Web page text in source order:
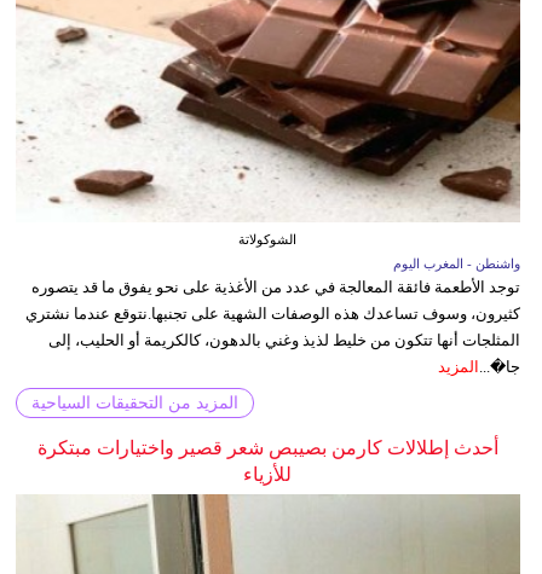
الشوكولاتة
واشنطن - المغرب اليوم
توجد الأطعمة فائقة المعالجة في عدد من الأغذية على نحو يفوق ما قد يتصوره
كثيرون، وسوف تساعدك هذه الوصفات الشهية على تجنبها.نتوقع عندما نشتري
المثلجات أنها تتكون من خليط لذيذ وغني بالدهون، كالكريمة أو الحليب، إلى
جا�... المزيد
المزيد من التحقيقات السياحية
أحدث إطلالات كارمن بصيبص شعر قصير واختيارات مبتكرة
للأزياء